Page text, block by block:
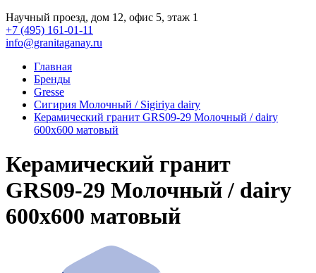
Научный проезд, дом 12, офис 5, этаж 1
+7 (495) 161-01-11
info@granitaganay.ru
Главная
Бренды
Gresse
Сигирия Молочный / Sigiriya dairy
Керамический гранит GRS09-29 Молочный / dairy
600x600 матовый
Керамический гранит
GRS09-29 Молочный / dairy
600x600 матовый